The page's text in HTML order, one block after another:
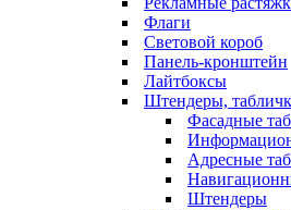
Флаги
Световой короб
Панель-кронштейн
Лайтбоксы
Штендеры,
Фасадные
Адресные
Штендеры